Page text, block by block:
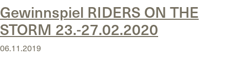
Gewinnspiel RIDERS ON THE
STORM 23.-27.02.2020
06.11.2019